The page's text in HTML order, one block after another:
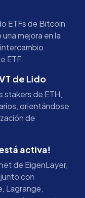
ETFs de Bitcoin
mejora en la
ETF.
de Lido
stakers de ETH,
orientándose
de
activa!
de EigenLayer,
con
Lagrange,